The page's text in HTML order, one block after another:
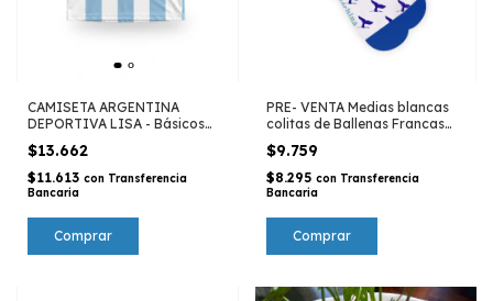
CAMISETA ARGENTINA
DEPORTIVA LISA - Básicos
$13.662
$11.613 con Transferencia
Bancaria
Comprar
PRE- VENTA Medias blancas
colitas de Ballenas Francas
$9.759
$8.295 con Transferencia
Bancaria